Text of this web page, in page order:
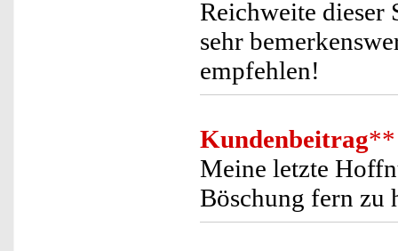
Reichweite dieser
sehr
empfehlen!
Kundenbeitrag**
Meine letzte
Böschung fern zu